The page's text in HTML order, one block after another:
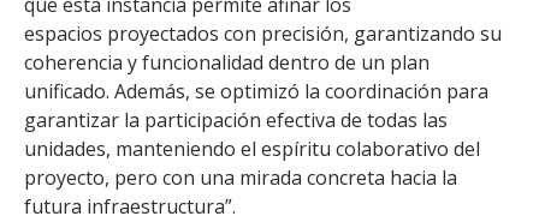
espacios proyectados con precisión, garantizando su
coherencia y funcionalidad dentro de un plan
unificado. Además, se optimizó la coordinación para
garantizar la participación efectiva de todas las
unidades, manteniendo el espíritu colaborativo del
proyecto, pero con una mirada concreta hacia la
futura infraestructura”.